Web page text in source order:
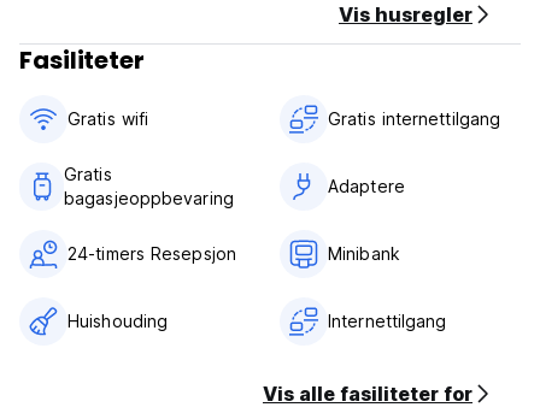
Vis husregler
Fasiliteter
Gratis wifi‎ Gratis internettilgang
Gratis
bagasjeoppbevaring
Adaptere
24-timers Resepsjon Minibank
Huishouding Internettilgang
Vis alle fasiliteter for